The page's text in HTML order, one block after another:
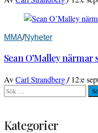
MMA/Nyheter
Sean O’Malley
AvCarl Strandberg/ 12:e
Sök
efter:
Kategorier